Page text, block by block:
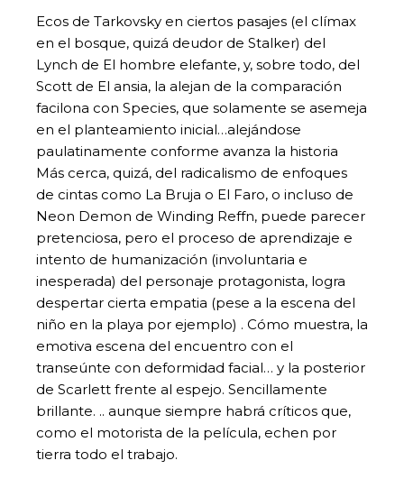
Ecos de Tarkovsky en ciertos pasajes (el clímax
en el bosque, quizá deudor de Stalker) del
Lynch de El hombre elefante, y, sobre todo, del
Scott de El ansia, la alejan de la comparación
facilona con Species, que solamente se asemeja
en el planteamiento inicial…alejándose
paulatinamente conforme avanza la historia
Más cerca, quizá, del radicalismo de enfoques
de cintas como La Bruja o El Faro, o incluso de
Neon Demon de Winding Reffn, puede parecer
pretenciosa, pero el proceso de aprendizaje e
intento de humanización (involuntaria e
inesperada) del personaje protagonista, logra
despertar cierta empatia (pese a la escena del
niño en la playa por ejemplo) . Cómo muestra, la
emotiva escena del encuentro con el
transeúnte con deformidad facial… y la posterior
de Scarlett frente al espejo. Sencillamente
brillante. .. aunque siempre habrá críticos que,
como el motorista de la película, echen por
tierra todo el trabajo.